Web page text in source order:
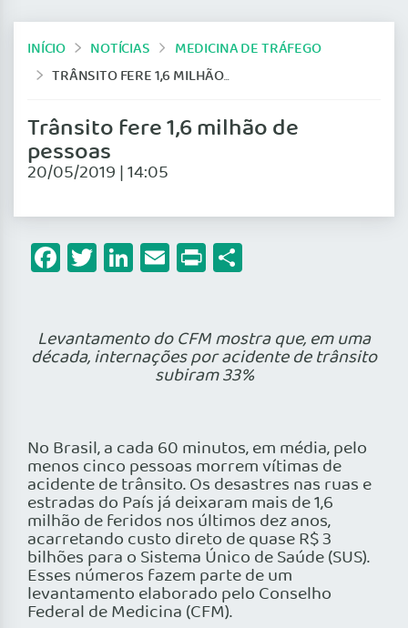
INÍCIO NOTÍCIAS
MEDICINA DE TRÁFEGO
TRÂNSITO FERE 1,6 MILHÃO DE PESSOAS
Trânsito fere 1,6 milhão de
pessoas
20/05/2019 | 14:05
Facebook
Twitter
LinkedIn
Email
Print
Levantamento do CFM mostra que, em uma
década, internações por acidente de trânsito
subiram 33%
No Brasil, a cada 60 minutos, em média, pelo
menos cinco pessoas morrem vítimas de
acidente de trânsito. Os desastres nas ruas e
estradas do País já deixaram mais de 1,6
milhão de feridos nos últimos dez anos,
acarretando custo direto de quase R$ 3
bilhões para o Sistema Único de Saúde (SUS).
Esses números fazem parte de um
levantamento elaborado pelo Conselho
Federal de Medicina (CFM).